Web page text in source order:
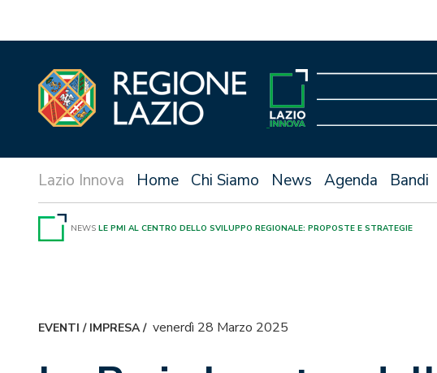
Home Chi Siamo News Agenda Bandi
NEWS LE PMI AL CENTRO DELLO SVILUPPO REGIONALE: PROPOSTE E STRATEGIE
EVENTI / IMPRESA/ venerdì 28 Marzo 2025